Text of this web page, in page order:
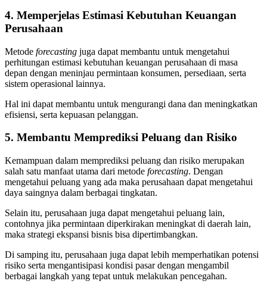
4. Memperjelas Estimasi Kebutuhan Keuangan
Perusahaan
Metode forecasting juga dapat membantu untuk mengetahui
perhitungan estimasi kebutuhan keuangan perusahaan di masa
depan dengan meninjau permintaan konsumen, persediaan, serta
sistem operasional lainnya.
Hal ini dapat membantu untuk mengurangi dana dan meningkatkan
efisiensi, serta kepuasan pelanggan.
5. Membantu Memprediksi Peluang dan Risiko
Kemampuan dalam memprediksi peluang dan risiko merupakan
salah satu manfaat utama dari metode forecasting. Dengan
mengetahui peluang yang ada maka perusahaan dapat mengetahui
daya saingnya dalam berbagai tingkatan.
Selain itu, perusahaan juga dapat mengetahui peluang lain,
contohnya jika permintaan diperkirakan meningkat di daerah lain,
maka strategi ekspansi bisnis bisa dipertimbangkan.
Di samping itu, perusahaan juga dapat lebih memperhatikan potensi
risiko serta mengantisipasi kondisi pasar dengan mengambil
berbagai langkah yang tepat untuk melakukan pencegahan.